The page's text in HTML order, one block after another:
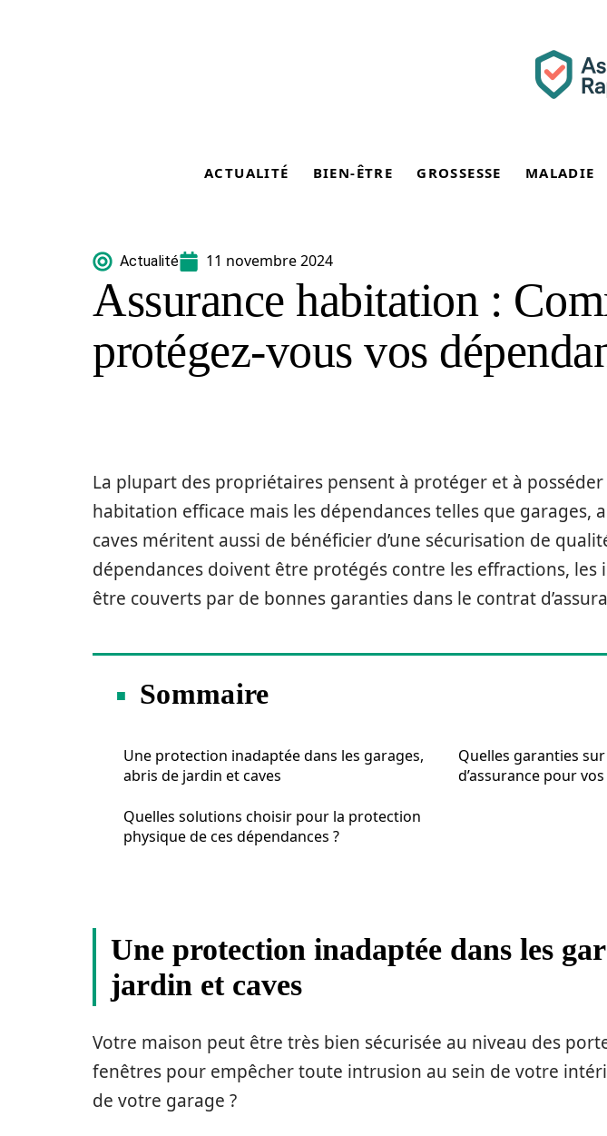
ACTUALITÉ BIEN-ÊTRE GROSSESSE MALADIE
Actualité 11 novembre 2024
Assurance habitation :
protégez-vous vos
La plupart des propriétaires pensent à protéger et à posséder
habitation efficace mais les dépendances telles que garages,
caves méritent aussi de bénéficier d’une sécurisation de
dépendances doivent être protégés contre les effractions,
être couverts par de bonnes garanties dans le contrat
Sommaire
Une protection inadaptée dans les garages,
abris de jardin et caves
Quelles solutions choisir pour la protection
physique de ces dépendances ?
Quelles garanties
d’assurance pour
Une protection inadaptée dans les
jardin et caves
Votre maison peut être très bien sécurisée au niveau des
fenêtres pour empêcher toute intrusion au sein de votre
de votre garage ?